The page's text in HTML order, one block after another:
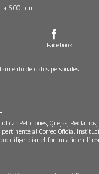
a 5:00 p.m.
Facebook
de datos personales
Peticiones, Quejas,
al Correo Oficial
o diligenciar el formulario en